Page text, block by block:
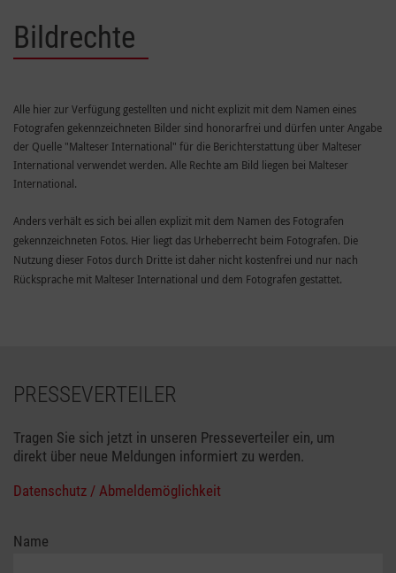
Bildrechte
Alle hier zur Verfügung gestellten und nicht explizit mit dem Namen eines
Fotografen gekennzeichneten Bilder sind honorarfrei und dürfen unter Angabe
der Quelle "Malteser International" für die Berichterstattung über Malteser
International verwendet werden. Alle Rechte am Bild liegen bei Malteser
International.
Anders verhält es sich bei allen explizit mit dem Namen des Fotografen
gekennzeichneten Fotos. Hier liegt das Urheberrecht beim Fotografen. Die
Nutzung dieser Fotos durch Dritte ist daher nicht kostenfrei und nur nach
Rücksprache mit Malteser International und dem Fotografen gestattet.
PRESSEVERTEILER
Tragen Sie sich jetzt in unseren Presseverteiler ein, um
direkt über neue Meldungen informiert zu werden.
Datenschutz / Abmeldemöglichkeit
Name